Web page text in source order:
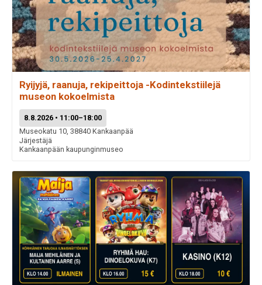
Ryijyjä, raanuja, rekipeittoja -Kodintekstiilejä
museon kokoelmista
8.8.2026 • 11:00–18:00
Museokatu 10, 38840 Kankaanpää
Järjestäjä
Kankaanpään kaupunginmuseo